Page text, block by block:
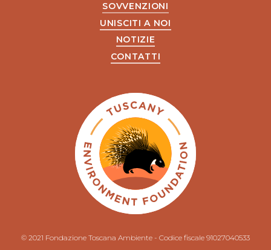
SOVVENZIONI
UNISCITI A NOI
NOTIZIE
CONTATTI
© 2021 Fondazione Toscana Ambiente - Codice fiscale 91027040533